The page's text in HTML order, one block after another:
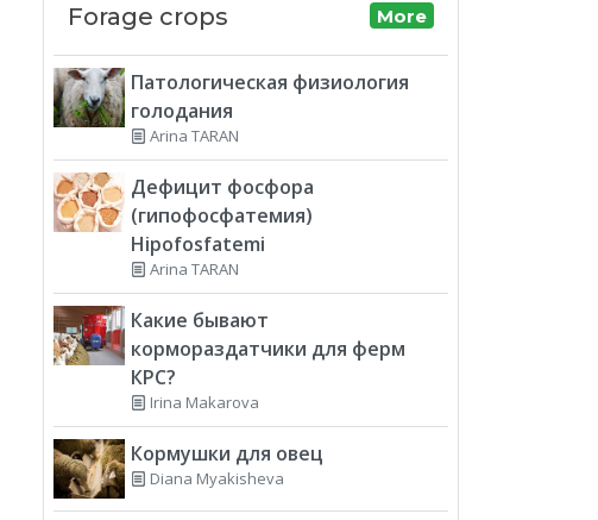
Forage crops More
Патологическая физиология
голодания
Arina TARAN
Дефицит фосфора
(гипофосфатемия)
Hipofosfatemi
Arina TARAN
Какие бывают
кормораздатчики для ферм
КРС?
Irina Makarova
Кормушки для овец
Diana Myakisheva